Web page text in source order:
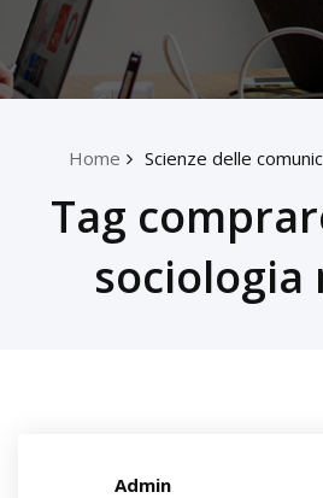
Home Scienze delle
Tag
sociologia
Admin